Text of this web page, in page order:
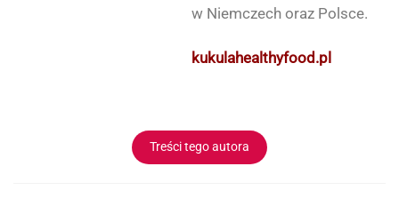
w Niemczech oraz Polsce.
kukulahealthyfood.pl
Treści tego autora